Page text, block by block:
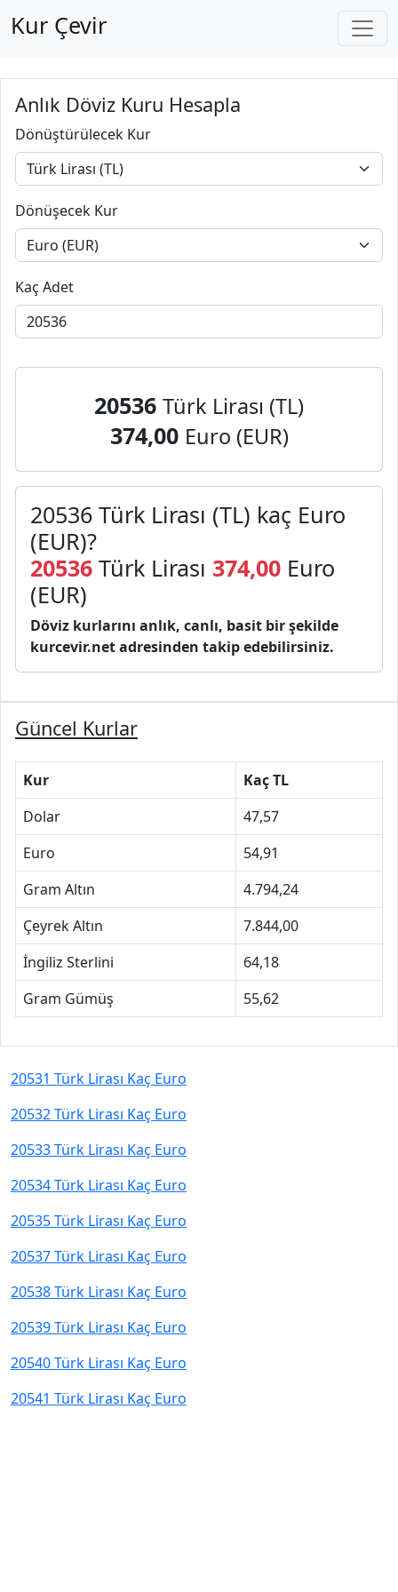
Kur Çevir
Anlık Döviz Kuru Hesapla
Dönüştürülecek Kur
Dönüşecek Kur
Kaç Adet
20536 Türk Lirası (TL)
374,00 Euro (EUR)
20536 Türk Lirası (TL) kaç Euro
(EUR)?
20536 Türk Lirası 374,00 Euro
(EUR)
Döviz kurlarını anlık, canlı, basit bir şekilde
kurcevir.net adresinden takip edebilirsiniz.
Güncel Kurlar
Kur
Kaç TL
Dolar
47,57
Euro
54,91
Gram Altın
4.794,24
Çeyrek Altın
7.844,00
İngiliz Sterlini
64,18
Gram Gümüş
55,62
20531 Türk Lirası Kaç Euro
20532 Türk Lirası Kaç Euro
20533 Türk Lirası Kaç Euro
20534 Türk Lirası Kaç Euro
20535 Türk Lirası Kaç Euro
20537 Türk Lirası Kaç Euro
20538 Türk Lirası Kaç Euro
20539 Türk Lirası Kaç Euro
20540 Türk Lirası Kaç Euro
20541 Türk Lirası Kaç Euro